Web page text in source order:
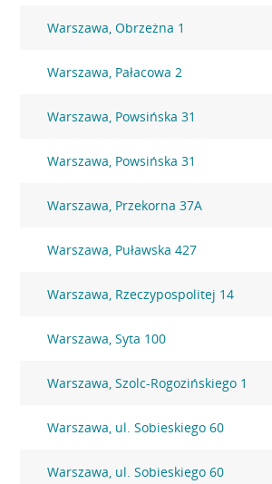
Warszawa, Obrzeżna 1
Warszawa, Pałacowa 2
Warszawa, Powsińska 31
Warszawa, Powsińska 31
Warszawa, Przekorna 37A
Warszawa, Puławska 427
Warszawa, Rzeczypospolitej 14
Warszawa, Syta 100
Warszawa, Szolc-Rogozińskiego 1
Warszawa, ul. Sobieskiego 60
Warszawa, ul. Sobieskiego 60